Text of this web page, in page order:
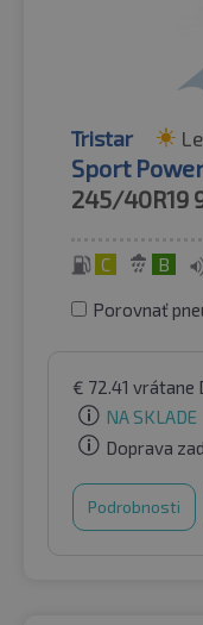
Tristar
Sport
245/40R19
C B
Porovnať
€ 72.41 vrátane
NA SKLADE
Doprava
Podrobnosti